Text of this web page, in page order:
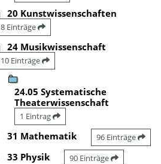
20 Kunstwissenschaften
8 Einträge
24 Musikwissenschaft
10 Einträge
24.05 Systematische
Theaterwissenschaft
1 Eintrag
31 Mathematik 96 Einträge
33 Physik 90 Einträge